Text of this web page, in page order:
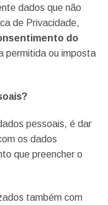
dados que não
de Privacidade,
do
permitida ou imposta
pessoais, é dar
os dados
que preencher o
também com